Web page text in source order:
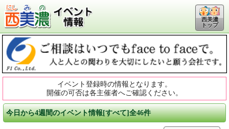
西美濃
トップ
イベント登録時の情報となります。
開催の可否は各主催者へご確認ください。
今日から4週間のイベント情報[すべて]全46件